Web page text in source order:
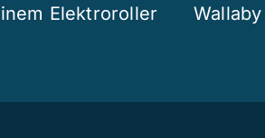
Elektroroller